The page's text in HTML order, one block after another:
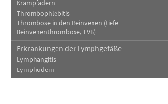
Krampfadern
Thrombophlebitis
Thrombose in den Beinvenen (tiefe
Beinvenenthrombose, TVB)
Erkrankungen der Lymphgefäße
Lymphangitis
Lymphödem